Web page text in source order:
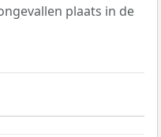
plaats in de